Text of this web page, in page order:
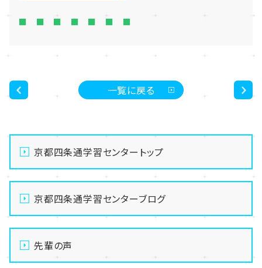
■ ■ ■ ■ ■ ■ ■
一覧に戻る
京都四条通学習センタートップ
京都四条通学習センターブログ
先輩の声